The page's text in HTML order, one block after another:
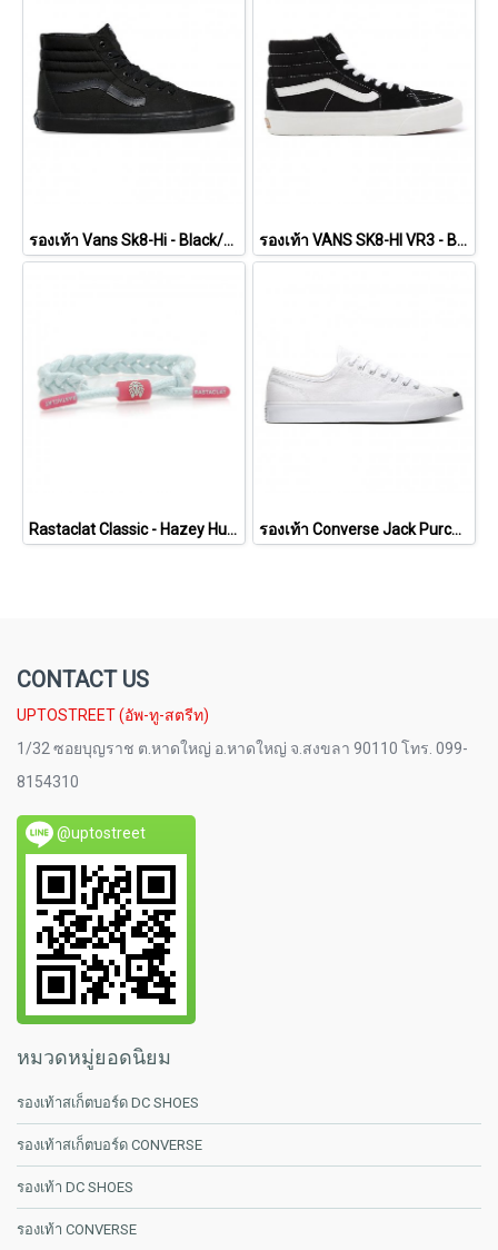
รองเท้า Vans Sk8-Hi - Black/Black/Black [VN000TS9BJ4] รองเท้า VANS SK8-HI VR3 - Black/Marshmallow [VN0005UN1KP]
Rastaclat Classic - Hazey Hues - Mist [11200185] รองเท้า Converse Jack Purcell Cotton Ox - White [164057CWW]
CONTACT US
UPTOSTREET (อัพ-ทู-สตรีท)
1/32 ซอยบุญราช ต.หาดใหญ่ อ.หาดใหญ่ จ.สงขลา 90110 โทร. 099-
8154310
@uptostreet
หมวดหมู่ยอดนิยม
รองเท้าสเก็ตบอร์ด DC SHOES
รองเท้าสเก็ตบอร์ด CONVERSE
รองเท้า DC SHOES
รองเท้า CONVERSE